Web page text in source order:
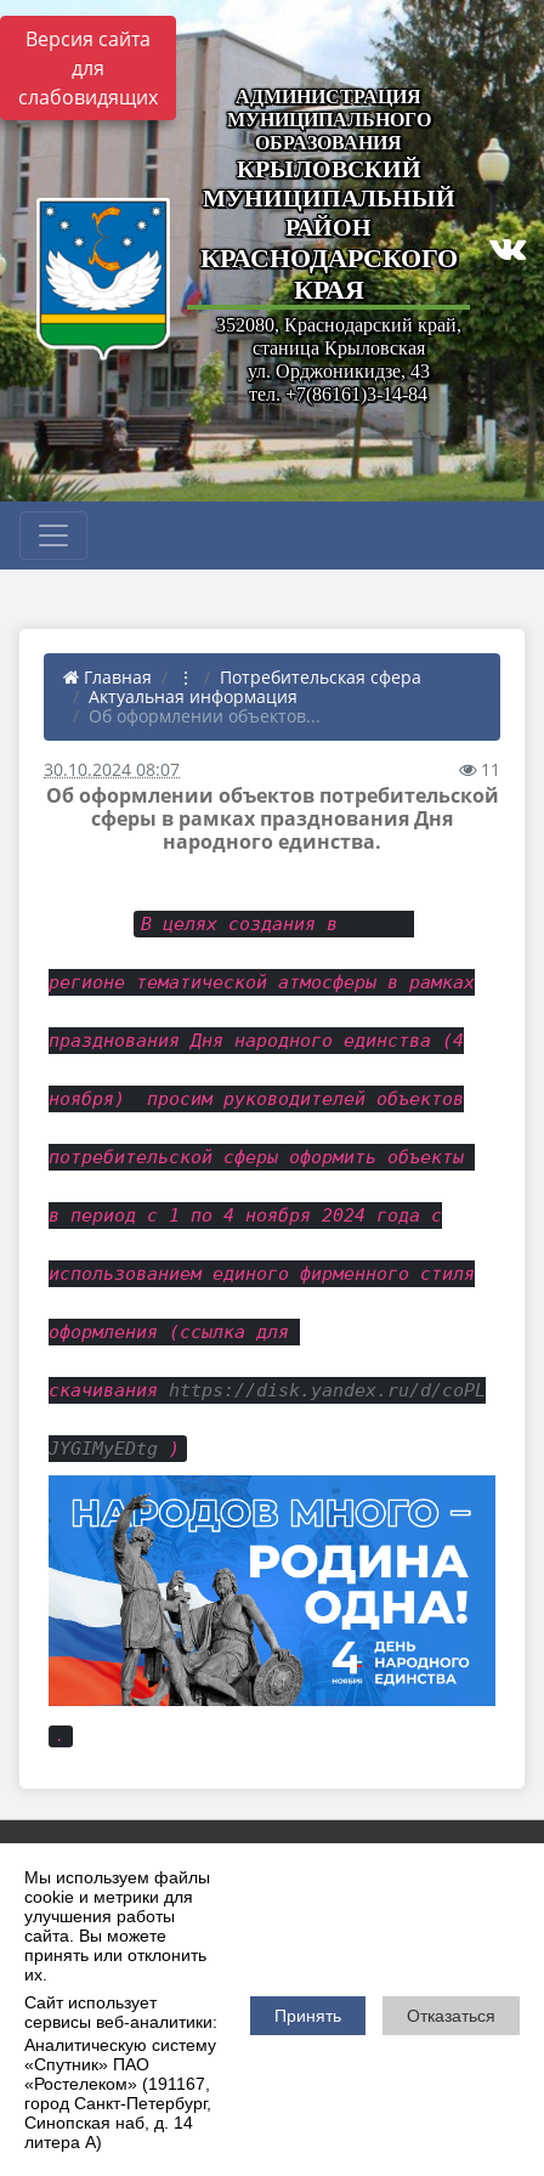
Мы используем файлы
cookie и метрики для
улучшения работы
сайта. Вы можете
принять или отклонить
их.
Сайт использует
сервисы веб-аналитики:
Аналитическую систему
«Спутник» ПАО
«Ростелеком» (191167,
город Санкт-Петербург,
Синопская наб, д. 14
литера А)
Принять Отказаться
Версия сайта
для
слабовидящих
АДМИНИСТРАЦИЯ
МУНИЦИПАЛЬНОГО
ОБРАЗОВАНИЯ
КРЫЛОВСКИЙ
МУНИЦИПАЛЬНЫЙ
РАЙОН
КРАСНОДАРСКОГО
КРАЯ
352080, Краснодарский край,
станица Крыловская
ул. Орджоникидзе, 43
тел. +7(86161)3-14-84
Главная ⋮
Потребительская сфера
Актуальная информация
Об оформлении объектов...
30.10.2024 08:07 11
Об оформлении объектов потребительской
сферы в рамках празднования Дня
народного единства.
В целях создания в
регионе тематической атмосферы в рамках
празднования Дня народного единства (4
ноября) просим руководителей объектов
потребительской сферы оформить объекты
в период с 1 по 4 ноября 2024 года с
использованием единого фирменного стиля
оформления (ссылка для
скачивания https://disk.yandex.ru/d/coPL
JYGIMyEDtg )
.
2026 г. krilovskaya.ru
Вход
Карта сайта
Политика обработки персональных данных
Сделано на KubCMS
Разработка и поддержка